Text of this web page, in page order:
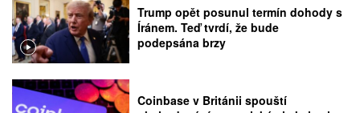
Trump opět posunul termín dohody s
Íránem. Teď tvrdí, že bude
podepsána brzy
Coinbase v Británii spouští